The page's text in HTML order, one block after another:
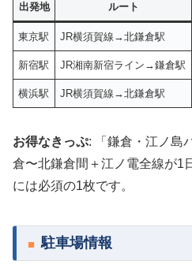
出発地 ルート
東京駅 JR横須賀線→北鎌倉駅
新宿駅 JR湘南新宿ライン→鎌倉駅
横浜駅 JR横須賀線→北鎌倉駅
お得なきっぷ: 「鎌倉・江ノ島
倉〜北鎌倉間＋江ノ電全線が1
には必須の1枚です。
駐車場情報